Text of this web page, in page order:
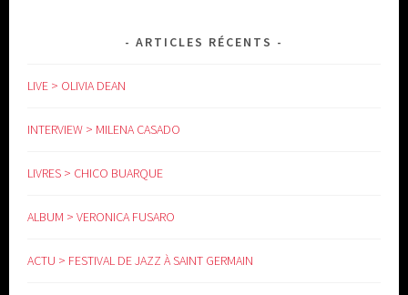
ARTICLES RÉCENTS
LIVE > OLIVIA DEAN
INTERVIEW > MILENA CASADO
LIVRES > CHICO BUARQUE
ALBUM > VERONICA FUSARO
ACTU > FESTIVAL DE JAZZ À SAINT GERMAIN